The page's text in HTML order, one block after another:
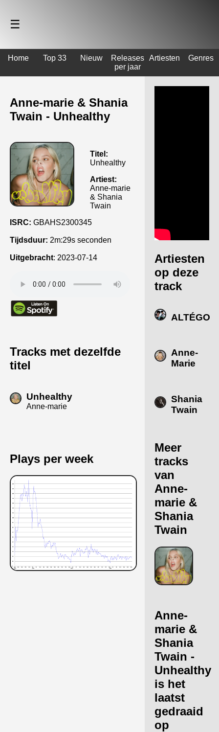
☰
Home Top 33 Nieuw
Releases
per jaar
Artiesten Genres
Anne-marie & Shania
Twain - Unhealthy
Titel:
Unhealthy
Artiest:
Anne-marie
& Shania
Twain
ISRC: GBAHS2300345
Tijdsduur: 2m:29s seconden
Uitgebracht: 2023-07-14
Tracks met dezelfde
titel
Unhealthy
Anne-marie
Plays per week
Artiesten
op deze
track
ALTÉGO
Anne-
Marie
Shania
Twain
Meer
tracks
van
Anne-
marie &
Shania
Twain
Anne-
marie &
Shania
Twain -
Unhealthy
is het
laatst
gedraaid
op